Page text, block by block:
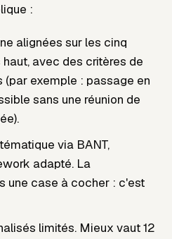
:
alignées sur les cinq
avec des critères de
exemple : passage en
sans une réunion de
via BANT,
adapté. La
une case à cocher : c'est
limités. Mieux vaut 12